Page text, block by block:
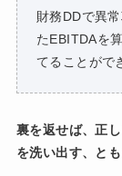
財務DDで異
たEBITDAを
てることがで
裏を返せば、正
を洗い出す、と